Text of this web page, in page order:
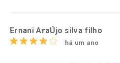
Ernani AraÚjo silva filho
há um ano